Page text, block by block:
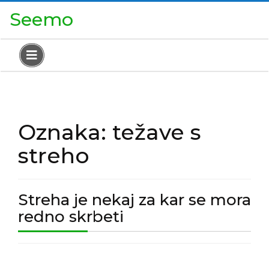
Seemo
Oznaka: težave s
streho
Streha je nekaj za kar se mora
redno skrbeti
je